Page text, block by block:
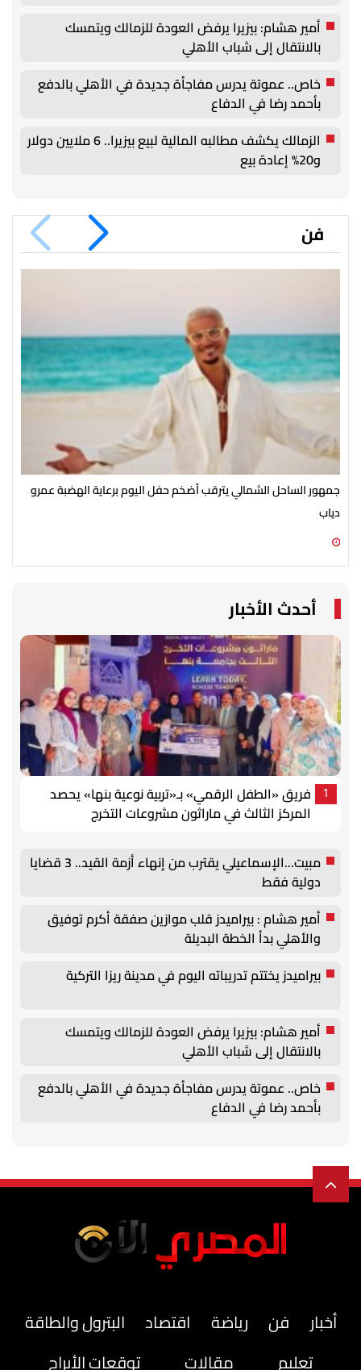
أمير هشام: بيزيرا يرفض العودة للزمالك ويتمسك
بالانتقال إلى شباب الأهلي
خاص.. عموتة يدرس مفاجأة جديدة في الأهلي بالدفع
بأحمد رضا في الدفاع
الزمالك يكشف مطالبه المالية لبيع بيزيرا.. 6 ملايين دولار
و20% إعادة بيع
فن
جمهور الساحل الشمالي يترقب أضخم حفل اليوم برعاية الهضبة عمرو
دياب
أحدث الأخبار
1
فريق «الطفل الرقمي» بـ«تربية نوعية بنها» يحصد
المركز الثالث في ماراثون مشروعات التخرج
مبيت...الإسماعيلي يقترب من إنهاء أزمة القيد.. 3 قضايا
دولية فقط
أمير هشام : بيراميدز قلب موازين صفقة أكرم توفيق
والأهلي بدأ الخطة البديلة
بيراميدز يختتم تدريباته اليوم في مدينة ريزا التركية
أمير هشام: بيزيرا يرفض العودة للزمالك ويتمسك
بالانتقال إلى شباب الأهلي
خاص.. عموتة يدرس مفاجأة جديدة في الأهلي بالدفع
بأحمد رضا في الدفاع
أخبار فن رياضة اقتصاد
البترول والطاقة
تعليم
مقالات توقعات الأبراج